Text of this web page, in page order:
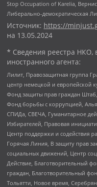
Stop Occupation of Karelia,
Либерально-демократическая
Источник: https://
на 13.05.2024
* Сведения реестра
иностранного агента:
Лилит, Правозащитная группа
центр немецкой и европейской
Фонд защиты прав граждан
Фонд борьбы с коррупцией,
СПИДа, СВЕЧА, Гуманитарное
Избирателей, Правовая
Центр поддержки и содействия
Горячая Линия, В защиту прав
социальных движений, Центр
Действие, Благотворительный
граждан, Благотворительный
Тольятти, Новое время,